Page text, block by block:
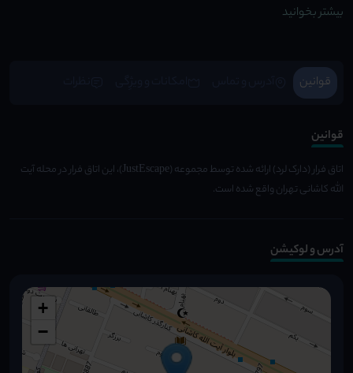
بیشتر بخوانید
قوانین
قوانین
اتاق فرار (دارک لرد) ارائه شده توسط مجموعه (JustEscape)، این اتاق فرار در محله آیت
الله کاشانی تهران واقع شده است.
آدرس و لوکیشن
+
−